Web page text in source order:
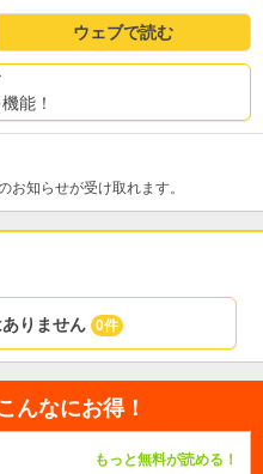
ウェブで読む
能！
お知らせが受け取れます。
りません 0件
んなにお得！
もっと無料が読める！